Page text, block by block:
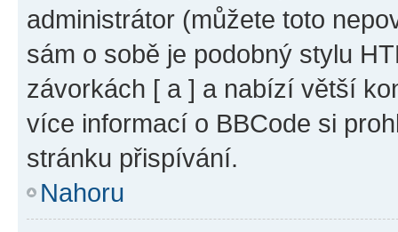
administrátor (můžete toto
sám o sobě je podobný stylu
závorkách [ a ] a nabízí větší
více informací o BBCode si
stránku přispívání.
Nahoru